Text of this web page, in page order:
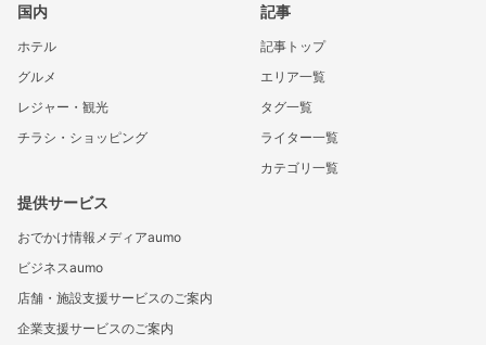
国内
ホテル
グルメ
レジャー・観光
チラシ・ショッピング
記事
記事トップ
エリア一覧
タグ一覧
ライター一覧
カテゴリ一覧
提供サービス
おでかけ情報メディアaumo
ビジネスaumo
店舗・施設支援サービスのご案内
企業支援サービスのご案内